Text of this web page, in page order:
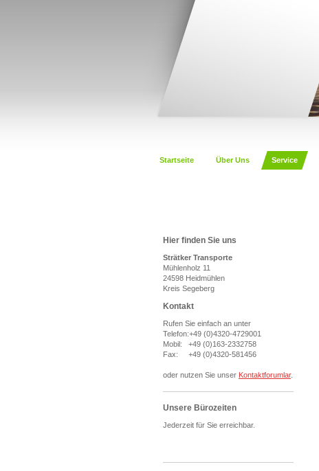
Startseite Über Uns Service
Hier finden Sie uns
Strätker Transporte
Mühlenholz 11
24598 Heidmühlen
Kreis Segeberg
Kontakt
Rufen Sie einfach an unter
Telefon:+49 (0)4320-4729001
Mobil: +49 (0)163-2332758
Fax: +49 (0)4320-581456
oder nutzen Sie unser Kontaktforumlar.
Unsere Bürozeiten
Jederzeit für Sie erreichbar.